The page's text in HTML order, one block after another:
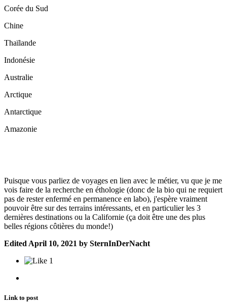
Corée du Sud
Chine
Thaïlande
Indonésie
Australie
Arctique
Antarctique
Amazonie
Puisque vous parliez de voyages en lien avec le métier, vu que je me
vois faire de la recherche en éthologie (donc de la bio qui ne requiert
pas de rester enfermé en permanence en labo), j'espère vraiment
pouvoir être sur des terrains intéressants, et en particulier les 3
dernières destinations ou la Californie (ça doit être une des plus
belles régions côtières du monde!)
Edited April 10, 2021 by SternInDerNacht
1
Link to post